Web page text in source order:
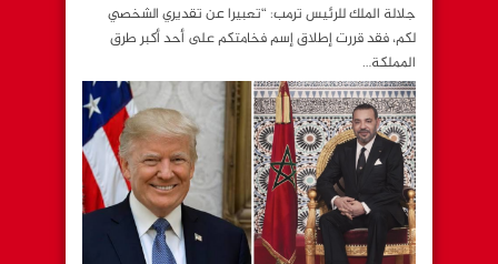
جلالة الملك للرئيس ترمب: “تعبيرا عن تقديري الشخصي
لكم، فقد قررت إطلاق إسم فخامتكم على أحد أكبر طرق
المملكة…